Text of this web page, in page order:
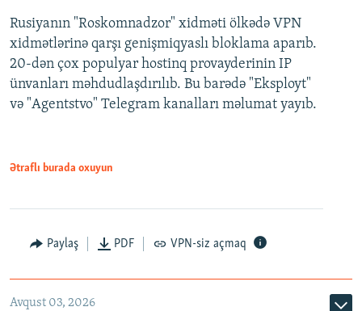
Rusiyanın "Roskomnadzor" xidməti ölkədə VPN
xidmətlərinə qarşı genişmiqyaslı bloklama aparıb.
20-dən çox populyar hostinq provayderinin IP
ünvanları məhdudlaşdırılıb. Bu barədə "Eksployt"
və "Agentstvo" Telegram kanalları məlumat yayıb.
Ətraflı burada oxuyun
Paylaş PDF VPN-siz açmaq
Avqust 03, 2026